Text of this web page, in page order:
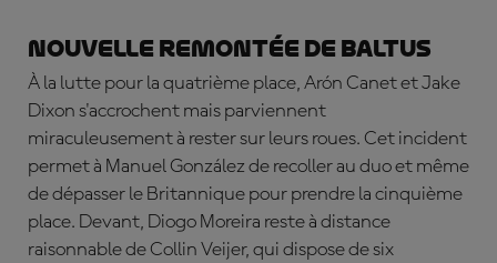
Nouvelle remontée de Baltus
À la lutte pour la quatrième place, Arón Canet et Jake
Dixon s'accrochent mais parviennent
miraculeusement à rester sur leurs roues. Cet incident
permet à Manuel González de recoller au duo et même
de dépasser le Britannique pour prendre la cinquième
place. Devant, Diogo Moreira reste à distance
raisonnable de Collin Veijer, qui dispose de six